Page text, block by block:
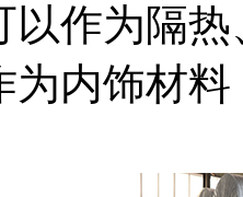
以作为隔
为内饰材